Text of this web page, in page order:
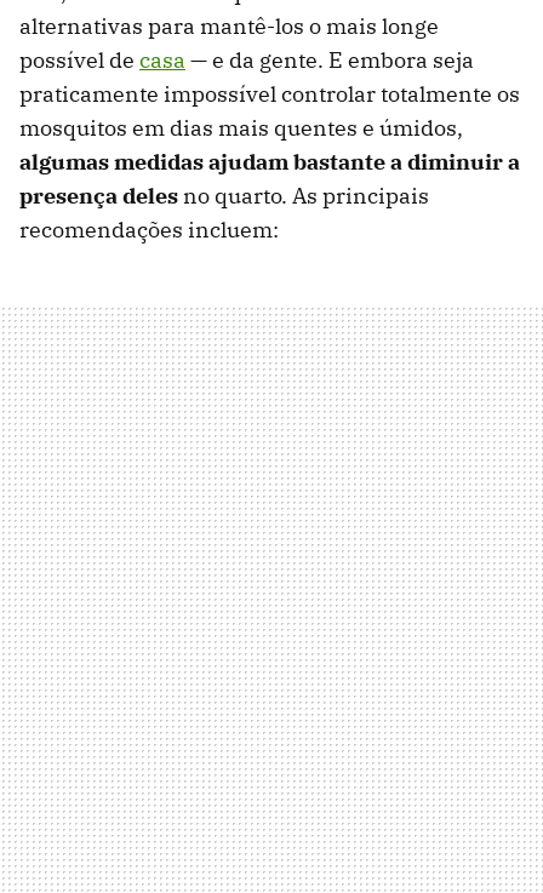
alternativas para mantê-los o mais longe
possível de casa — e da gente. E embora seja
praticamente impossível controlar totalmente os
mosquitos em dias mais quentes e úmidos,
algumas medidas ajudam bastante a diminuir a
presença deles no quarto. As principais
recomendações incluem: